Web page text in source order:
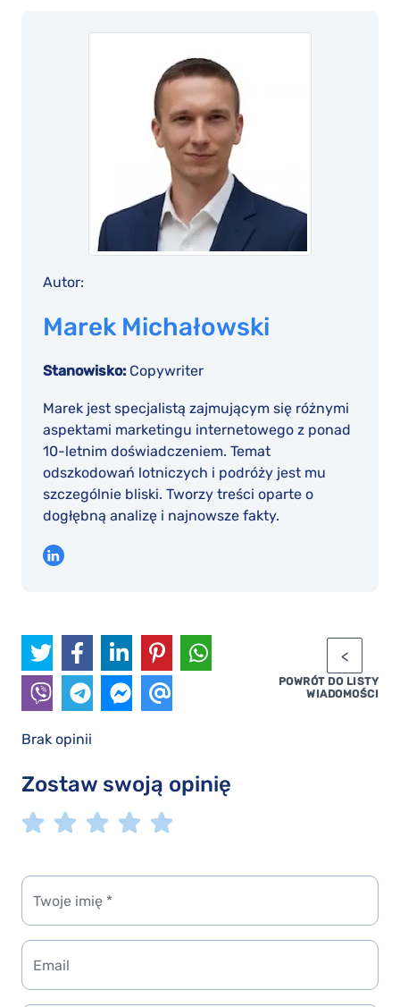
Autor:
Marek Michałowski
Stanowisko: Copywriter
Marek jest specjalistą zajmującym się różnymi
aspektami marketingu internetowego z ponad
10-letnim doświadczeniem. Temat
odszkodowań lotniczych i podróży jest mu
szczególnie bliski. Tworzy treści oparte o
dogłębną analizę i najnowsze fakty.
POWRÓT DO LISTY
WIADOMOŚCI
Brak opinii
Zostaw swoją opinię